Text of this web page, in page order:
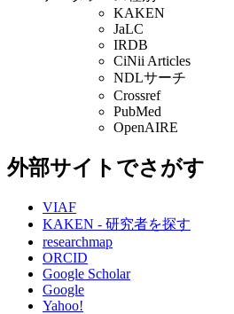
KAKEN
JaLC
IRDB
CiNii Articles
NDLサーチ
Crossref
PubMed
OpenAIRE
外部サイトでさがす
VIAF
KAKEN - 研究者を探す
researchmap
ORCID
Google Scholar
Google
Yahoo!